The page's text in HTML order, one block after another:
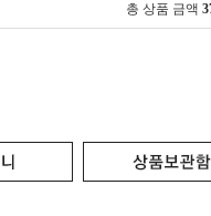
총 상품 금액